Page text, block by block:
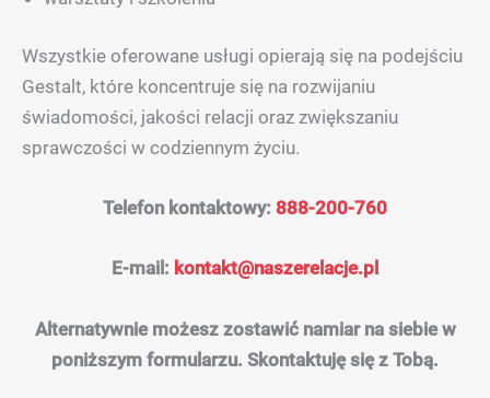
Wszystkie oferowane usługi opierają się na podejściu
Gestalt, które koncentruje się na rozwijaniu
świadomości, jakości relacji oraz zwiększaniu
sprawczości w codziennym życiu.
Telefon kontaktowy: 888-200-760
E-mail: kontakt@naszerelacje.pl
Alternatywnie możesz zostawić namiar na siebie w
poniższym formularzu. Skontaktuję się z Tobą.